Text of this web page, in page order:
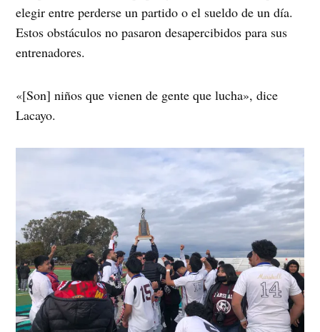
elegir entre perderse un partido o el sueldo de un día.
Estos obstáculos no pasaron desapercibidos para sus
entrenadores.
«[Son] niños que vienen de gente que lucha», dice
Lacayo.